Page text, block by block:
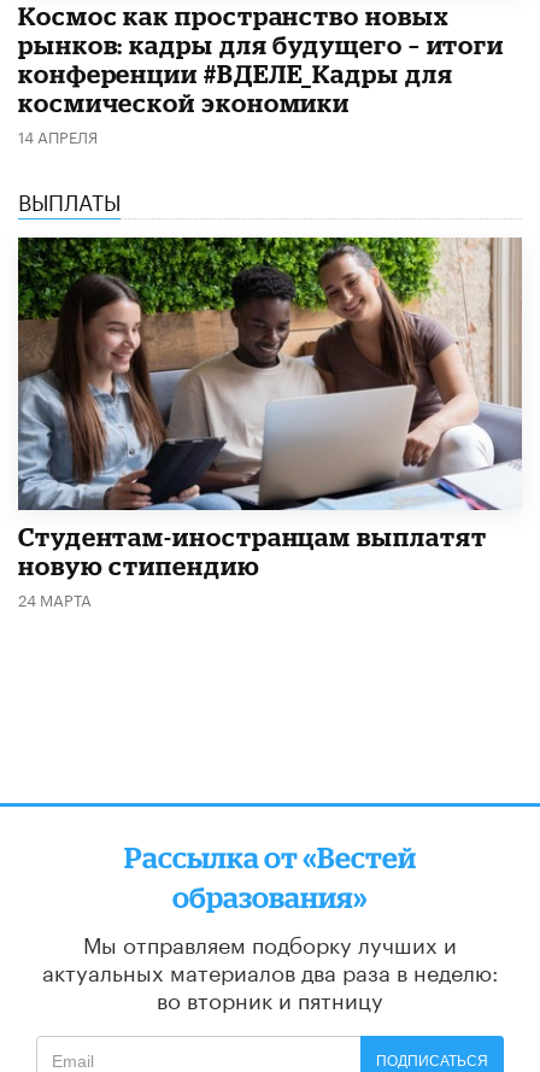
Космос как пространство новых
рынков: кадры для будущего – итоги
конференции #ВДЕЛЕ_Кадры для
космической экономики
14 АПРЕЛЯ
ВЫПЛАТЫ
Студентам-иностранцам выплатят
новую стипендию
24 МАРТА
Рассылка от «Вестей
образования»
Мы отправляем подборку лучших и
актуальных материалов два раза в неделю:
во вторник и пятницу
ПОДПИСАТЬСЯ